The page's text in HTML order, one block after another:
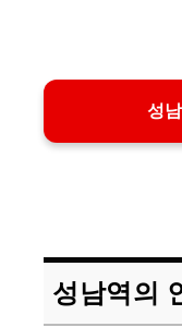
성
성남역의